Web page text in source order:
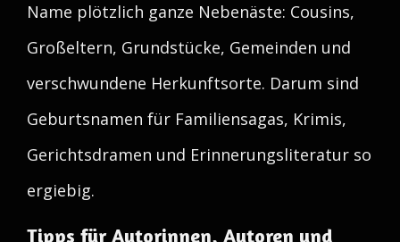
Name plötzlich ganze Nebenäste: Cousins,
Großeltern, Grundstücke, Gemeinden und
verschwundene Herkunftsorte. Darum sind
Geburtsnamen für Familiensagas, Krimis,
Gerichtsdramen und Erinnerungsliteratur so
ergiebig.
Tipps für Autorinnen, Autoren und